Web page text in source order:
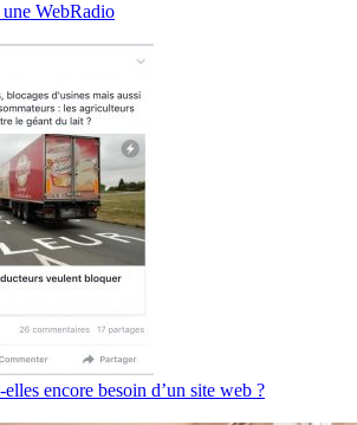
WebRadio
encore besoin d’un site web ?